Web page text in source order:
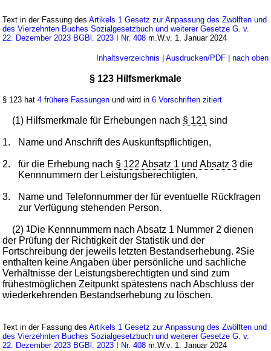
Text in der Fassung desArtikels 1 Gesetz zur Anpassung des Zwölften und
des Vierzehnten Buches Sozialgesetzbuch und weiterer Gesetze G. v.
22. Dezember 2023 BGBl. 2023 I Nr. 408 m.W.v. 1. Januar 2024
Inhaltsverzeichnis Ausdrucken/PDF| nach oben
§ 123 Hilfsmerkmale
§ 123 hat4 frühere Fassungen und wird in6 Vorschriften zitiert
(1) Hilfsmerkmale für Erhebungen nach § 121 sind
1. Name und Anschrift des Auskunftspflichtigen,
2. für die Erhebung nach § 122 Absatz 1 und Absatz 3 die
Kennnummern der Leistungsberechtigten,
3.
Name und Telefonnummer der für eventuelle Rückfragen
zur Verfügung stehenden Person.
(2)1Die Kennnummern nach Absatz 1 Nummer 2 dienen
der Prüfung der Richtigkeit der Statistik und der
Fortschreibung der jeweils letzten Bestandserhebung.2Sie
enthalten keine Angaben über persönliche und sachliche
Verhältnisse der Leistungsberechtigten und sind zum
frühestmöglichen Zeitpunkt spätestens nach Abschluss der
wiederkehrenden Bestandserhebung zu löschen.
Text in der Fassung desArtikels 1 Gesetz zur Anpassung des Zwölften und
des Vierzehnten Buches Sozialgesetzbuch und weiterer Gesetze G. v.
22. Dezember 2023 BGBl. 2023 I Nr. 408 m.W.v. 1. Januar 2024